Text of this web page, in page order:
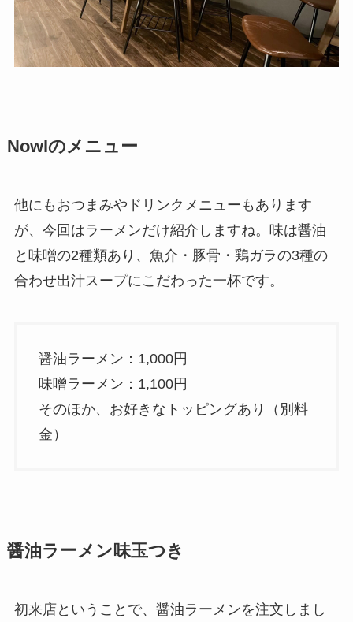
Nowlのメニュー
他にもおつまみやドリンクメニューもあります
が、今回はラーメンだけ紹介しますね。味は醤油
と味噌の2種類あり、魚介・豚骨・鶏ガラの3種の
合わせ出汁スープにこだわった一杯です。
醤油ラーメン：1,000円
味噌ラーメン：1,100円
そのほか、お好きなトッピングあり（別料
金）
醤油ラーメン味玉つき
初来店ということで、醤油ラーメンを注文しまし